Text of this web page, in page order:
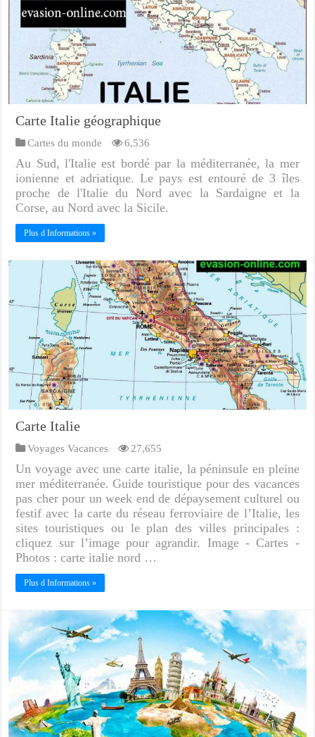
Carte Italie géographique
Cartes du monde 6,536
Au Sud, l'Italie est bordé par la méditerranée, la mer
ionienne et adriatique. Le pays est entouré de 3 îles
proche de l'Italie du Nord avec la Sardaigne et la
Corse, au Nord avec la Sicile.
Plus d Informations »
Carte Italie
Voyages Vacances 27,655
Un voyage avec une carte italie, la péninsule en pleine
mer méditerranée. Guide touristique pour des vacances
pas cher pour un week end de dépaysement culturel ou
festif avec la carte du réseau ferroviaire de l’Italie, les
sites touristiques ou le plan des villes principales :
cliquez sur l’image pour agrandir. Image - Cartes -
Photos : carte italie nord …
Plus d Informations »